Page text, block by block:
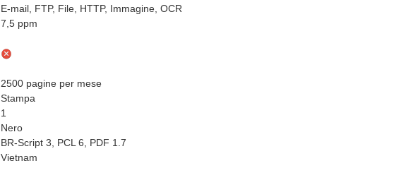
E-mail, FTP, File, HTTP, Immagine, OCR
7,5 ppm
2500 pagine per mese
Stampa
1
Nero
BR-Script 3, PCL 6, PDF 1.7
Vietnam